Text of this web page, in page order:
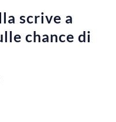
scrive a
chance di